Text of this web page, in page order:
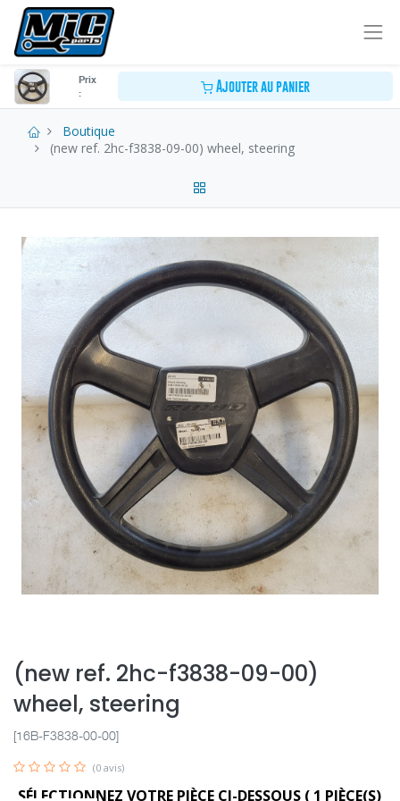
Prix
:
Ajouter au panier
Boutique
(new ref. 2hc-f3838-09-00) wheel, steering
(new ref. 2hc-f3838-09-00)
wheel, steering
[16B-F3838-00-00]
(0 avis)
SÉLECTIONNEZ VOTRE PIÈCE CI-DESSOUS ( 1 PIÈCE(S)